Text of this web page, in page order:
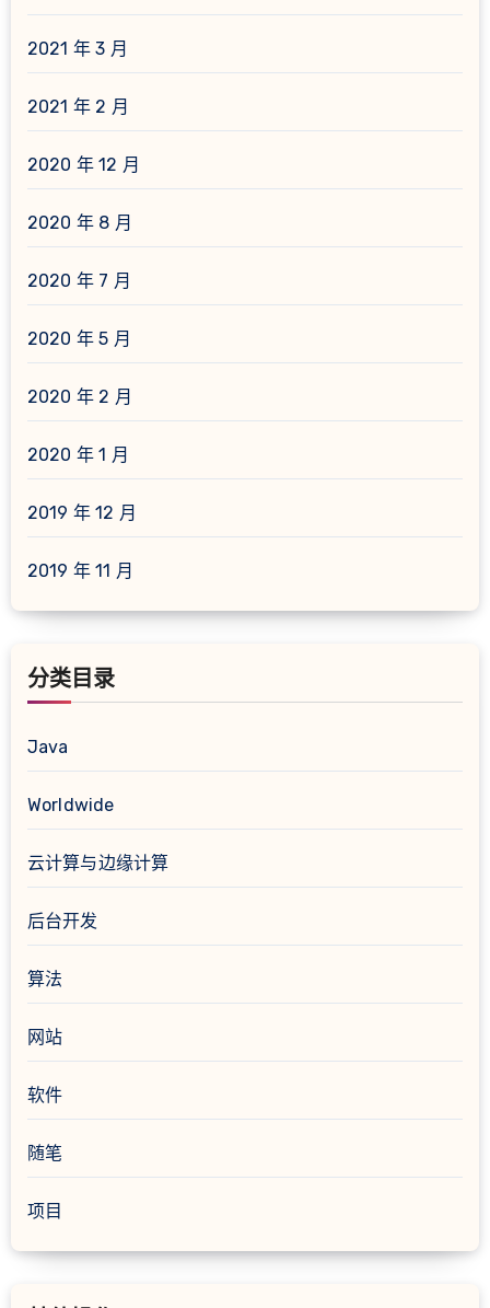
2021 年 3 月
2021 年 2 月
2020 年 12 月
2020 年 8 月
2020 年 7 月
2020 年 5 月
2020 年 2 月
2020 年 1 月
2019 年 12 月
2019 年 11 月
分类目录
Java
Worldwide
云计算与边缘计算
后台开发
算法
网站
软件
随笔
项目